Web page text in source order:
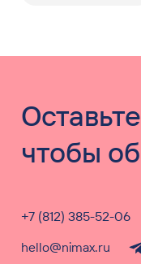
чтобы
hello@nimax.ru
+7 (812) 385-52-06